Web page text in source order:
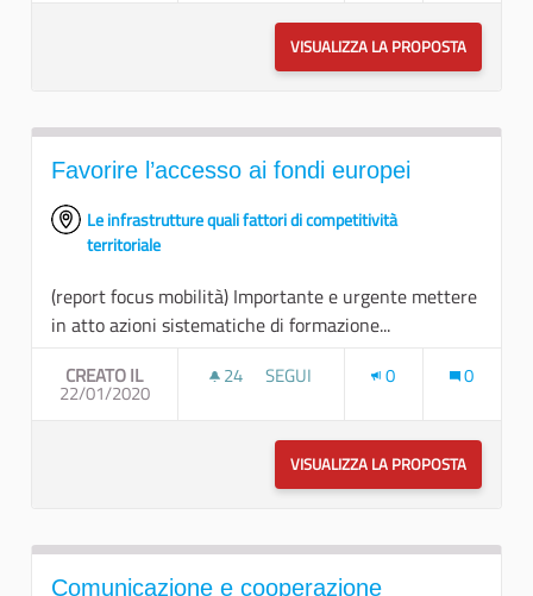
VISUALIZZA LA PROPOSTA
Favorire l’accesso ai fondi europei
Le infrastrutture quali fattori di competitività
territoriale
(report focus mobilità) Importante e urgente mettere
in atto azioni sistematiche di formazione...
CREATO IL
22/01/2020
24 24 SOSTENITORI
SEGUI 0 0
VISUALIZZA LA PROPOSTA
Comunicazione e cooperazione